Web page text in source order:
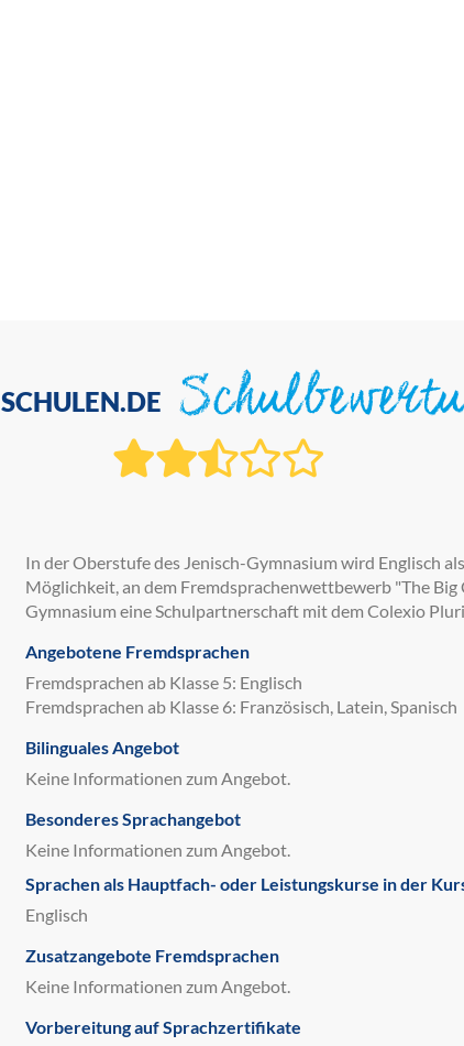
SCHULEN.DE
In der Oberstufe des Jenisch-Gymnasium wird Englisch
Möglichkeit, an dem Fremdsprachenwettbewerb "The
Gymnasium eine Schulpartnerschaft mit dem Colexio
Angebotene Fremdsprachen
Fremdsprachen ab Klasse 5: Englisch
Fremdsprachen ab Klasse 6: Französisch, Latein, Spanisch
Bilinguales Angebot
Keine Informationen zum Angebot.
Besonderes Sprachangebot
Keine Informationen zum Angebot.
Sprachen als Hauptfach- oder Leistungskurse in der
Englisch
Zusatzangebote Fremdsprachen
Keine Informationen zum Angebot.
Vorbereitung auf Sprachzertifikate